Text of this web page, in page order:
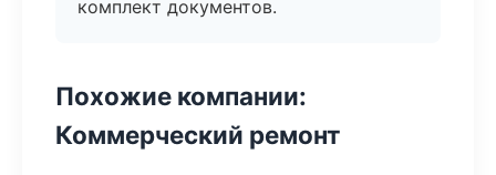
комплект документов.
Похожие компании:
Коммерческий ремонт